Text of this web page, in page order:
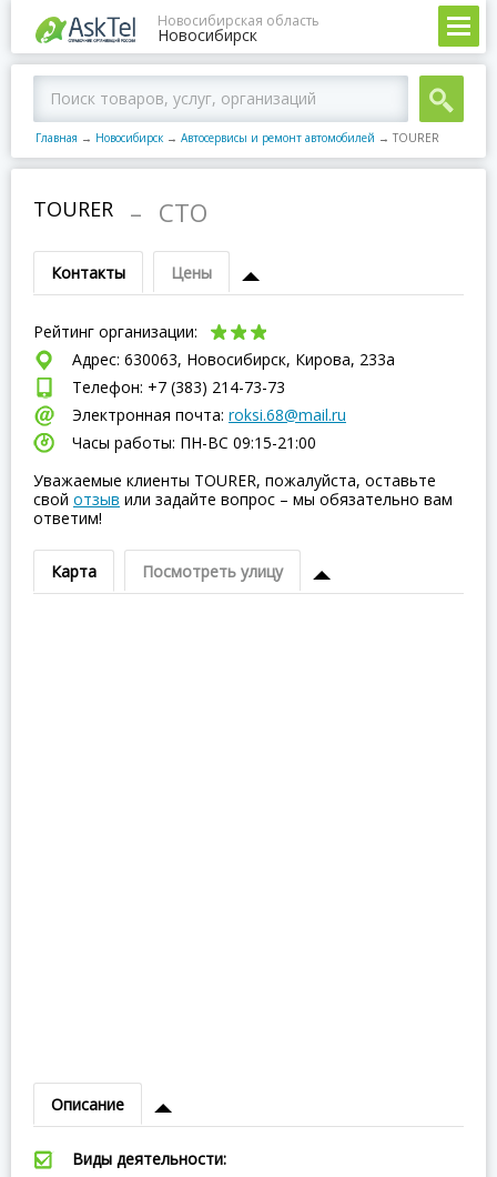
Новосибирская область
Новосибирск
Главная → Новосибирск → Автосервисы и ремонт автомобилей → TOURER
TOURER – СТО
Контакты Цены
Рейтинг организации:
Адрес: 630063, Новосибирск, Кирова, 233а
Телефон: +7 (383) 214-73-73
Электронная почта: roksi.68@mail.ru
Часы работы: ПН-ВC 09:15-21:00
Уважаемые клиенты TOURER, пожалуйста, оставьте
свой отзыв или задайте вопрос – мы обязательно вам
ответим!
Карта Посмотреть улицу
Описание
Виды деятельности: